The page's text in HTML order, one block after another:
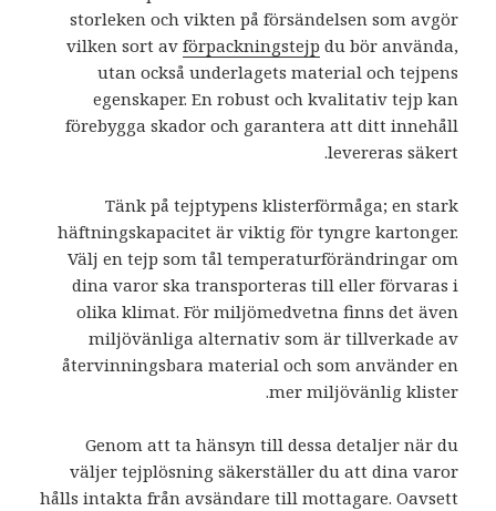
storleken och vikten på försändelsen som avgör
vilken sort av förpackningstejp du bör använda,
utan också underlagets material och tejpens
egenskaper. En robust och kvalitativ tejp kan
förebygga skador och garantera att ditt innehåll
levereras säkert.
Tänk på tejptypens klisterförmåga; en stark
häftningskapacitet är viktig för tyngre kartonger.
Välj en tejp som tål temperaturförändringar om
dina varor ska transporteras till eller förvaras i
olika klimat. För miljömedvetna finns det även
miljövänliga alternativ som är tillverkade av
återvinningsbara material och som använder en
mer miljövänlig klister.
Genom att ta hänsyn till dessa detaljer när du
väljer tejplösning säkerställer du att dina varor
hålls intakta från avsändare till mottagare. Oavsett